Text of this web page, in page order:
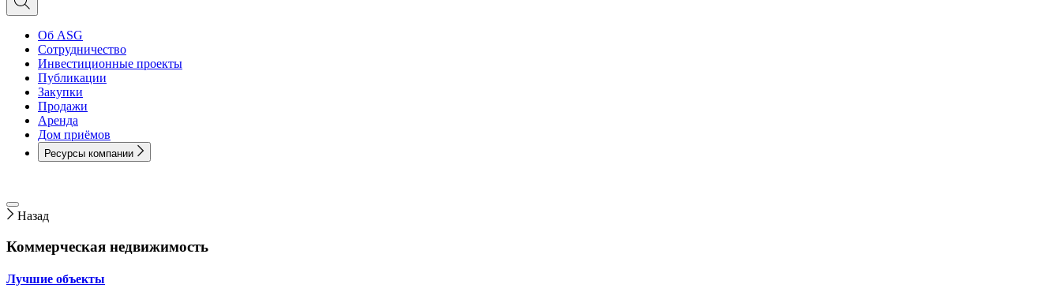
Об ASG
Сотрудничество
Инвестиционные проекты
Публикации
Закупки
Продажи
Аренда
Дом приёмов
Ресурсы компании
Назад
Коммерческая недвижимость
Лучшие объекты